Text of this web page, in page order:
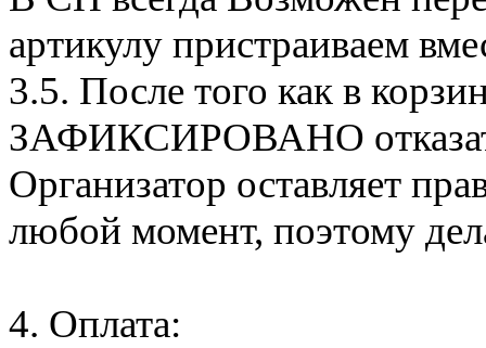
артикулу пристраиваем
3.5. После того как в
ЗАФИКСИРОВАНО
Организатор оставляет
любой момент, поэтому
4. Оплата: